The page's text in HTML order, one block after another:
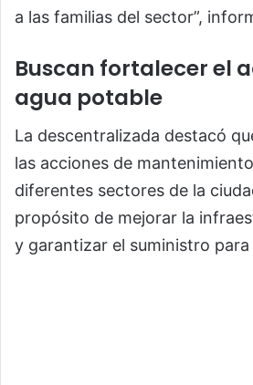
a las familias del sector”,
Buscan fortalecer el
agua potable
La descentralizada destacó
las acciones de
diferentes sectores de la
propósito de mejorar la
y garantizar el suministro